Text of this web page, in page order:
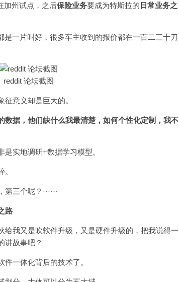
州试点，之后保险业务要成为特斯拉的 日常业务之
一片叫好，很多车主收到的报价都在一百二三十刀
reddit 论坛截图
意义却是巨大的。
数据，他们缺什么我最清楚，如何个性化定制，我不
实地调研+数据学习模型。
个呢？······
路
我又是吹软件升级，又是硬件升级的，把我说得一
讲故事吧？
一体化背后的技术了。